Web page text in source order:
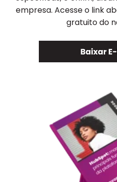
empresa. Acesse o link
gratuito do